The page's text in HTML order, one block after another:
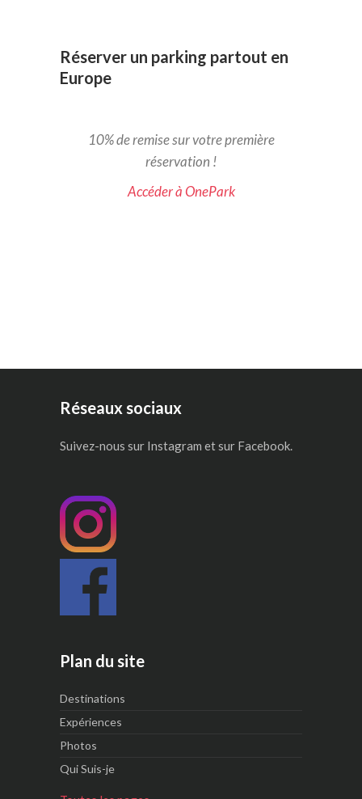
Réserver un parking partout en
Europe
10% de remise sur votre première
réservation !
Accéder à OnePark
Réseaux sociaux
Suivez-nous sur Instagram et sur Facebook.
Plan du site
Destinations
Expériences
Photos
Qui Suis-je